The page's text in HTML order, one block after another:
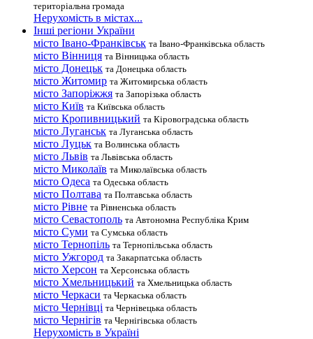
територіальна громада
Нерухомість в містах...
Інші регіони України
місто Івано-Франківськ та Івано-Франківська область
місто Вінниця та Вінницька область
місто Донецьк та Донецька область
місто Житомир та Житомирська область
місто Запоріжжя та Запорізька область
місто Київ та Київська область
місто Кропивницький та Кіровоградська область
місто Луганськ та Луганська область
місто Луцьк та Волинська область
місто Львів та Львівська область
місто Миколаїв та Миколаївська область
місто Одеса та Одеська область
місто Полтава та Полтавська область
місто Рівне та Рівненська область
місто Севастополь та Автономна Республіка Крим
місто Суми та Сумська область
місто Тернопіль та Тернопільська область
місто Ужгород та Закарпатська область
місто Херсон та Херсонська область
місто Хмельницький та Хмельницька область
місто Черкаси та Черкаська область
місто Чернівці та Чернівецька область
місто Чернігів та Чернігівська область
Нерухомість в Україні